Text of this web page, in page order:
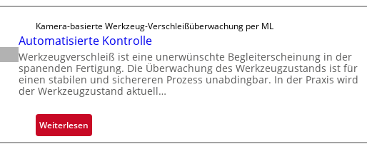
e
v
o
n
H
a
i
l
o
r
t
i
g
u
n
g
a
u
s
s
s
i
g
e
r
u
Kamera-basierte Werkzeug-Verschleißüberwachung per ML
Automatisierte Kontrolle
Werkzeugverschleiß ist eine unerwünschte Begleiterscheinung in der
spanenden Fertigung. Die Überwachung des Werkzeugzustands ist für
einen stabilen und sichereren Prozess unabdingbar. In der Praxis wird
der Werkzeugzustand aktuell…
Weiterlesen:
A